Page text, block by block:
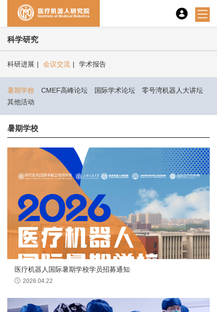
科学研究
科研进展 | 会议交流 | 学术报告
暑期学校 CMEF高峰论坛 国际学术论坛
零号湾机器人大讲坛
其他活动
暑期学校
医疗机器人国际暑期学校学员招募通知
2026.04.22